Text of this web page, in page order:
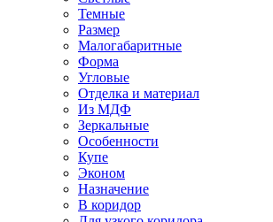
Темные
Размер
Малогабаритные
Форма
Угловые
Отделка и материал
Из МДФ
Зеркальные
Особенности
Купе
Эконом
Назначение
В коридор